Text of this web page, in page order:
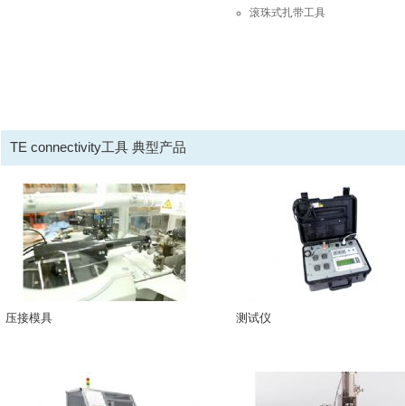
滚珠式扎带工具
TE connectivity工具 典型产品
压接模具 测试仪